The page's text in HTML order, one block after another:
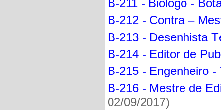
B-211 - Biólogo -
B-212 - Contra –
B-213 - Desenhista
B-214 - Editor de
B-215 - Engenheiro -
B-216 - Mestre de
02/09/2017)